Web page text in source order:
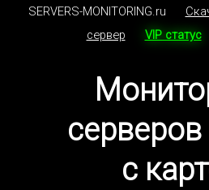
SERVERS-MONITORING.ru
сервер
VIP статус
серверов
с